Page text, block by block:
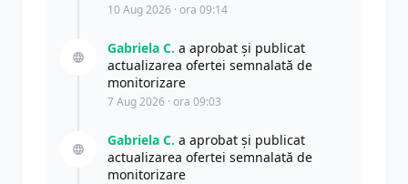
10 Aug 2026 · ora 09:14
Gabriela C. a aprobat și publicat
actualizarea ofertei semnalată de
monitorizare
7 Aug 2026 · ora 09:03
Gabriela C. a aprobat și publicat
actualizarea ofertei semnalată de
monitorizare